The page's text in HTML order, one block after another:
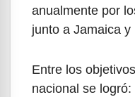
anualmente por
junto a Jamaica y
Entre los
nacional se logró: